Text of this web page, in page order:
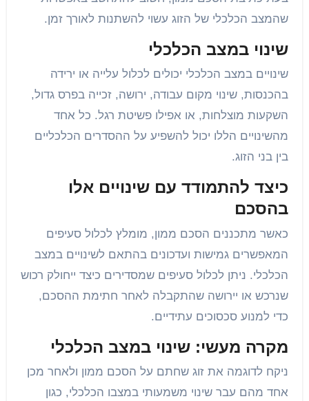
שהמצב הכלכלי של הזוג עשוי להשתנות לאורך זמן.
שינוי במצב הכלכלי
שינויים במצב הכלכלי יכולים לכלול עלייה או ירידה
בהכנסות, שינוי מקום עבודה, ירושה, זכייה בפרס גדול,
השקעות מוצלחות, או אפילו פשיטת רגל. כל אחד
מהשינויים הללו יכול להשפיע על ההסדרים הכלכליים
בין בני הזוג.
כיצד להתמודד עם שינויים אלו
בהסכם
כאשר מתכננים הסכם ממון, מומלץ לכלול סעיפים
המאפשרים גמישות ועדכונים בהתאם לשינויים במצב
הכלכלי. ניתן לכלול סעיפים שמסדירים כיצד ייחולק רכוש
שנרכש או יירושה שהתקבלה לאחר חתימת ההסכם,
כדי למנוע סכסוכים עתידיים.
מקרה מעשי: שינוי במצב הכלכלי
ניקח לדוגמה את זוג שחתם על הסכם ממון ולאחר מכן
אחד מהם עבר שינוי משמעותי במצבו הכלכלי, כגון